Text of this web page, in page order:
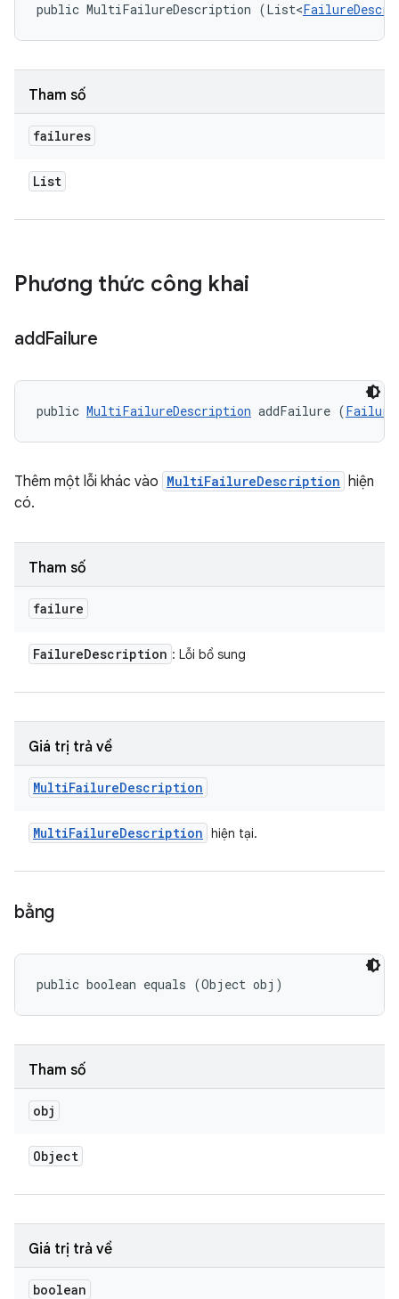
public MultiFailureDescription (List<
Tham số
failures
List
Phương thức công khai
addFailure
public MultiFailureDescription addFailure (
Thêm một lỗi khác vào MultiFailureDescription hiện
có.
Tham số
failure
FailureDescription : Lỗi bổ sung
Giá trị trả về
MultiFailureDescription
MultiFailureDescription hiện tại.
bằng
public boolean equals (Object obj)
Tham số
obj
Object
Giá trị trả về
boolean